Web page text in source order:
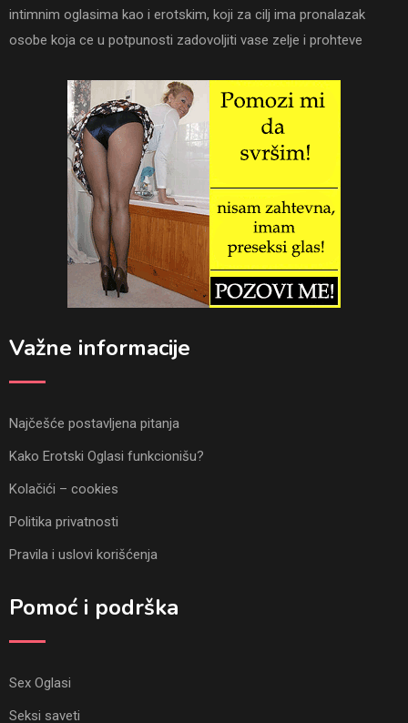
intimnim oglasima kao i erotskim, koji za cilj ima pronalazak
osobe koja ce u potpunosti zadovoljiti vase zelje i prohteve
Važne informacije
Najčešće postavljena pitanja
Kako Erotski Oglasi funkcionišu?
Kolačići – cookies
Politika privatnosti
Pravila i uslovi korišćenja
Pomoć i podrška
Sex Oglasi
Seksi saveti